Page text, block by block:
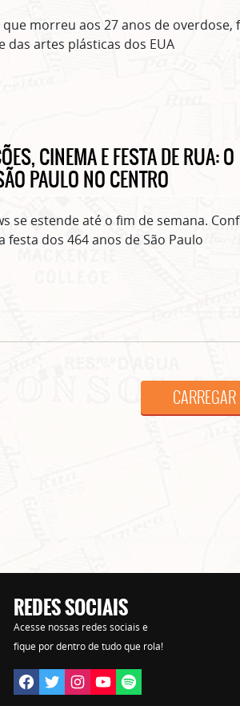
morreu aos 27 anos de overdose,
das artes plásticas dos EUA
CINEMA E FESTA DE RUA: O
PAULO NO CENTRO
se estende até o fim de semana.
dos 464 anos de São Paulo
REDES SOCIAIS
Acesse nossas redes sociais e
fique por dentro de tudo que rola!
ASSINE GRATUITAMENTE
NEWSLETTER!
email.
CLIQUE AQUI
Lorem ipsum dolor sit amet, consectetur adipisicing elit.
praesentium distinctio, id,